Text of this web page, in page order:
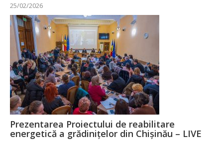
25/02/2026
Prezentarea Proiectului de reabilitare
energetică a grădinițelor din Chișinău – LIVE